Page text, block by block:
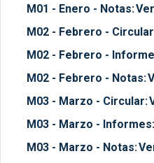
M01 - Enero - Notas:
M02 - Febrero -
M02 - Febrero -
M02 - Febrero - Notas:
M03 - Marzo - Circular:
M03 - Marzo - Informes:
M03 - Marzo - Notas: